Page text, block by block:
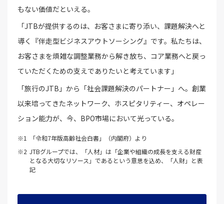
もない価値だといえる。
「JTBが提供するのは、お客さまに寄り添い、課題解決へと
導く『伴走型ビジネスアウトソーシング』です。私たちは、
お客さまを煩雑な調整業務から解き放ち、コア業務へと戻っ
ていただくための支えでありたいと考えています」
「旅行のJTB」から「社会課題解決のパートナー」へ。創業
以来培ってきたネットワーク、ホスピタリティー、オペレー
ション能力が、今、BPO市場において光っている。
「令和7年版高齢社会白書」（内閣府）より
JTBグループでは、「人材」は「企業や組織の成長を支える財産
となる大切なリソース」であるという意思を込め、「人財」と表
記